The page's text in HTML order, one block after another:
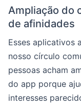
Ampliação do
de afinidades
Esses aplicativos
nosso círculo
pessoas acham
do app porque
interesses